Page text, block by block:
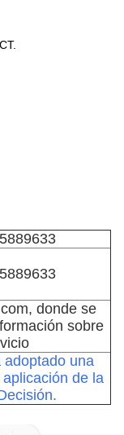
donde se
sobre
adoptado una
de la